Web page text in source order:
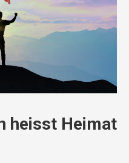
heisst Heimat